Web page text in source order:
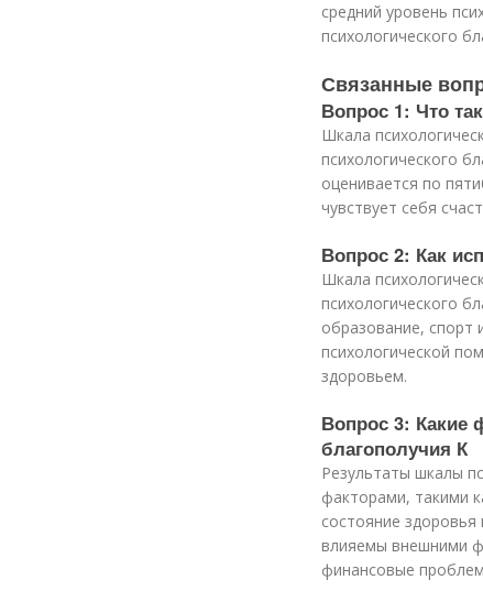
средний уровень
психологического
Связанные
Вопрос 1: Что
Шкала
психологического
оценивается по
чувствует себя
Вопрос 2: Как
Шкала
психологического
образование, спорт
психологической
здоровьем.
Вопрос 3: Какие
благополучия К
Результаты шкалы
факторами, такими
состояние
влияемы внешними
финансовые